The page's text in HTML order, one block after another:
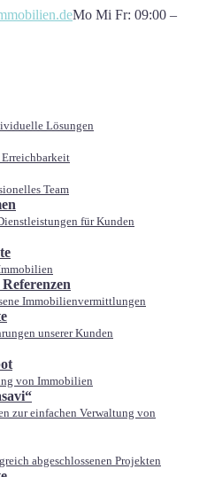
Mo Mi Fr: 09:00 –
Lösungen
Team
für Kunden
Immobilienvermittlungen
unserer Kunden
von Immobilien
zur einfachen Verwaltung von
abgeschlossenen Projekten